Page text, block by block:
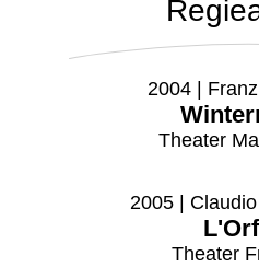
2004 |
Theater
2005 |
Theater